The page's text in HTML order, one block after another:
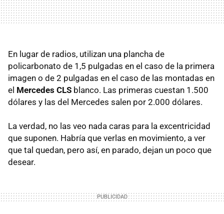
En lugar de radios, utilizan una plancha de
policarbonato de 1,5 pulgadas en el caso de la primera
imagen o de 2 pulgadas en el caso de las montadas en
el Mercedes CLS blanco. Las primeras cuestan 1.500
dólares y las del Mercedes salen por 2.000 dólares.
La verdad, no las veo nada caras para la excentricidad
que suponen. Habría que verlas en movimiento, a ver
que tal quedan, pero así, en parado, dejan un poco que
desear.